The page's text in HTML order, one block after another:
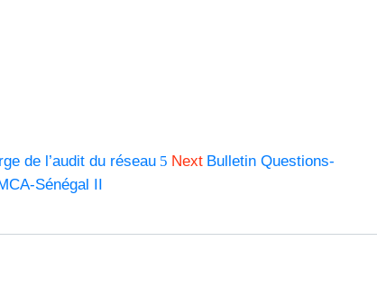
de l’audit du réseau Next Bulletin Questions-
Sénégal II